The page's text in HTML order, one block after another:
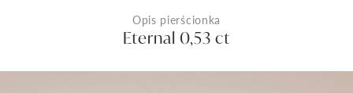
Opis pierścionka
Eternal 0,53 ct